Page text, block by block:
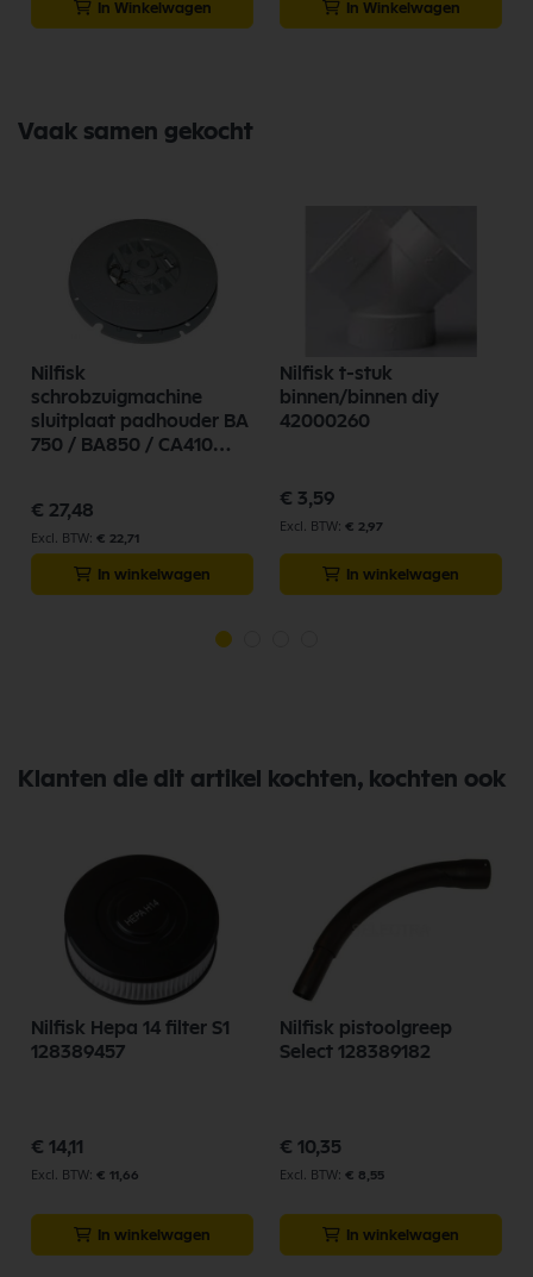
In Winkelwagen In Winkelwagen
Vaak samen gekocht
Nilfisk
schrobzuigmachine
sluitplaat padhouder BA
750 / BA850 / CA410
€ 27,48
€ 22,71
In winkelwagen
Nilfisk t-stuk
binnen/binnen diy
42000260
€ 3,59
€ 2,97
In winkelwagen
Klanten die dit artikel kochten, kochten ook
Nilfisk Hepa 14 filter S1
128389457
€ 14,11
€ 11,66
In winkelwagen
Nilfisk pistoolgreep
Select 128389182
€ 10,35
€ 8,55
In winkelwagen